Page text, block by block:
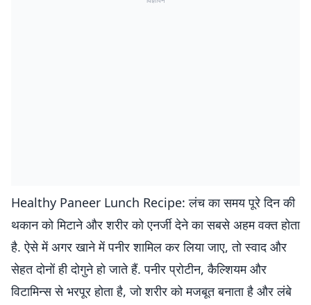
Healthy Paneer Lunch Recipe: लंच का समय पूरे दिन की
थकान को मिटाने और शरीर को एनर्जी देने का सबसे अहम वक्त होता
है. ऐसे में अगर खाने में पनीर शामिल कर लिया जाए, तो स्वाद और
सेहत दोनों ही दोगुने हो जाते हैं. पनीर प्रोटीन, कैल्शियम और
विटामिन्स से भरपूर होता है, जो शरीर को मजबूत बनाता है और लंबे